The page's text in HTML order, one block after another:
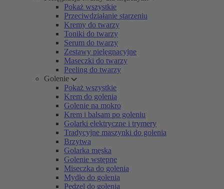
Pokaż wszystkie
Przeciwdziałanie starzeniu
Kremy do twarzy
Toniki do twarzy
Serum do twarzy
Zestawy pielęgnacyjne
Maseczki do twarzy
Peeling do twarzy
Golenie
Pokaż wszystkie
Krem do golenia
Golenie na mokro
Krem i balsam po goleniu
Golarki elektryczne i trymery
Tradycyjne maszynki do golenia
Brzytwa
Golarka męska
Golenie wstępne
Miseczka do golenia
Mydło do golenia
Pędzel do golenia